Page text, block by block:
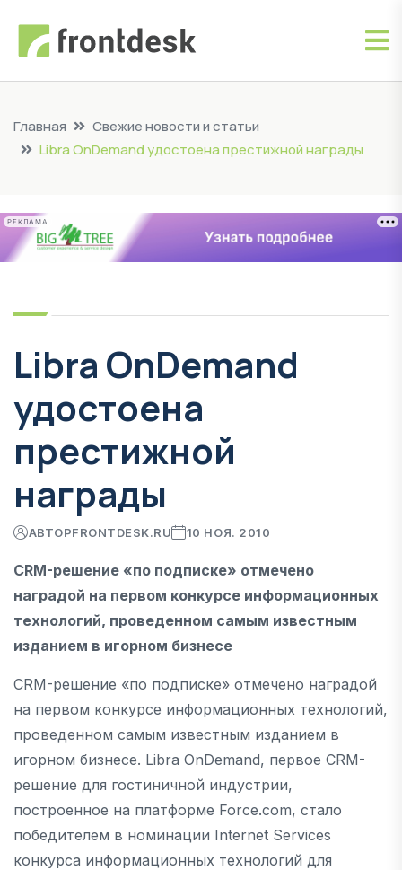
Главная
Свежие новости и статьи
Libra OnDemand удостоена престижной награды
РЕКЛАМА
Libra OnDemand
удостоена
престижной
награды
АВТОРFRONTDESK.RU 10 НОЯ. 2010
CRM-решение «по подписке» отмечено
наградой на первом конкурсе информационных
технологий, проведенном самым известным
изданием в игорном бизнесе
CRM-решение «по подписке» отмечено наградой
на первом конкурсе информационных технологий,
проведенном самым известным изданием в
игорном бизнесе. Libra OnDemand, первое CRM-
решение для гостиничной индустрии,
построенное на платформе Force.com, стало
победителем в номинации Internet Services
конкурса информационных технологий для